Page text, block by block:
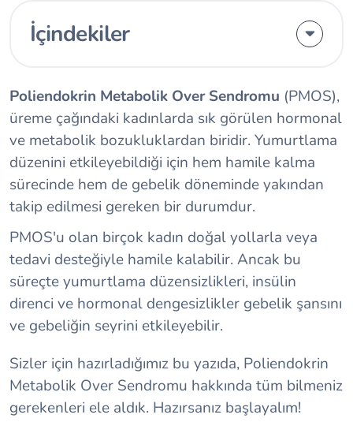
İçindekiler
Poliendokrin Metabolik Over Sendromu (PMOS),
üreme çağındaki kadınlarda sık görülen hormonal
ve metabolik bozukluklardan biridir. Yumurtlama
düzenini etkileyebildiği için hem hamile kalma
sürecinde hem de gebelik döneminde yakından
takip edilmesi gereken bir durumdur.
PMOS'u olan birçok kadın doğal yollarla veya
tedavi desteğiyle hamile kalabilir. Ancak bu
süreçte yumurtlama düzensizlikleri, insülin
direnci ve hormonal dengesizlikler gebelik şansını
ve gebeliğin seyrini etkileyebilir.
Sizler için hazırladığımız bu yazıda, Poliendokrin
Metabolik Over Sendromu hakkında tüm bilmeniz
gerekenleri ele aldık. Hazırsanız başlayalım!